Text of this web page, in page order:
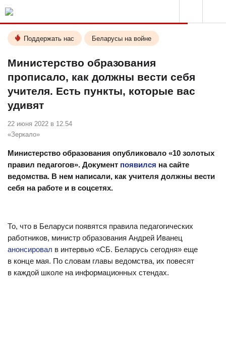
Поддержать нас Беларусы на войне
Министерство образования
прописало, как должны вести себя
учителя. Есть пункты, которые вас
удивят
22 июня 2022 в 12.54
«Зеркало»
Министерство образования опубликовало «10 золотых
правил педагогов». Документ появился на сайте
ведомства. В нем написали, как учителя должны вести
себя на работе и в соцсетях.
То, что в Беларуси появятся правила педагогических
работников, министр образования Андрей Иванец
анонсировал в интервью «СБ. Беларусь сегодня» еще
в конце мая. По словам главы ведомства, их повесят
в каждой школе на информационных стендах.